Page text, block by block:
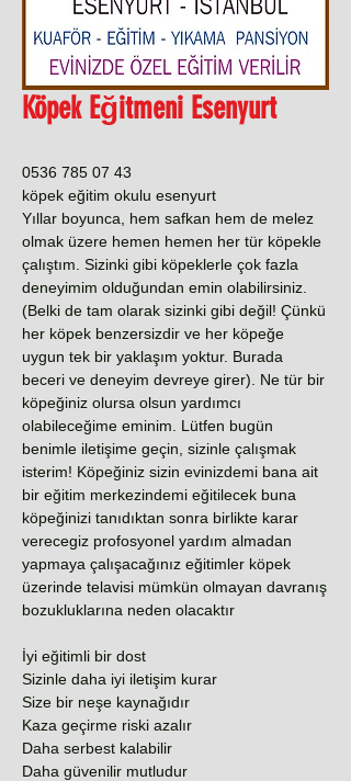
Köpek Eğitmeni Esenyurt
0536 785 07 43
köpek eğitim okulu esenyurt
Yıllar boyunca, hem safkan hem de melez
olmak üzere hemen hemen her tür köpekle
çalıştım. Sizinki gibi köpeklerle çok fazla
deneyimim olduğundan emin olabilirsiniz.
(Belki de tam olarak sizinki gibi değil! Çünkü
her köpek benzersizdir ve her köpeğe
uygun tek bir yaklaşım yoktur. Burada
beceri ve deneyim devreye girer). Ne tür bir
köpeğiniz olursa olsun yardımcı
olabileceğime eminim. Lütfen bugün
benimle iletişime geçin, sizinle çalışmak
isterim! Köpeğiniz sizin evinizdemi bana ait
bir eğitim merkezindemi eğitilecek buna
köpeğinizi tanıdıktan sonra birlikte karar
verecegiz profosyonel yardım almadan
yapmaya çalışacağınız eğitimler köpek
üzerinde telavisi mümkün olmayan davranış
bozukluklarına neden olacaktır
İyi eğitimli bir dost
Sizinle daha iyi iletişim kurar
Size bir neşe kaynağıdır
Kaza geçirme riski azalır
Daha serbest kalabilir
Daha güvenilir mutludur